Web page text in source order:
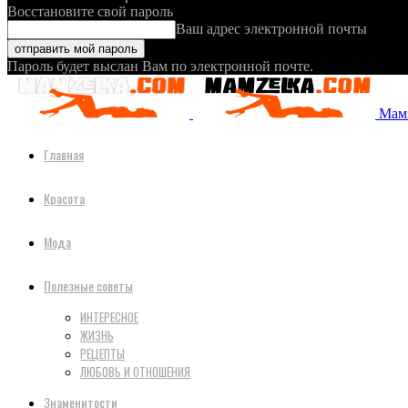
Восстановите свой пароль
Ваш адрес электронной почты
Пароль будет выслан Вам по электронной почте.
Главная
Красота
Мода
Полезные советы
ИНТЕРЕСНОЕ
ЖИЗНЬ
РЕЦЕПТЫ
ЛЮБОВЬ И ОТНОШЕНИЯ
Знаменитости